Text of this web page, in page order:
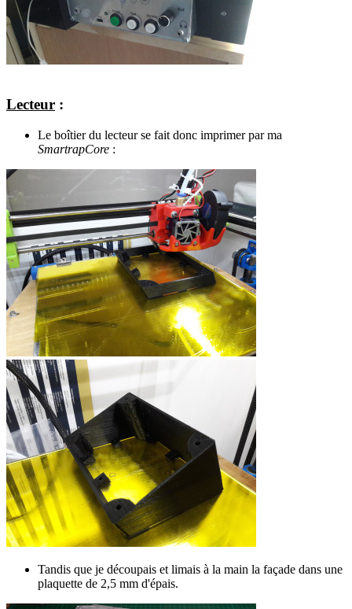
Lecteur :
Le boîtier du lecteur se fait donc imprimer par ma
SmartrapCore :
Tandis que je découpais et limais à la main la façade dans une
plaquette de 2,5 mm d'épais.